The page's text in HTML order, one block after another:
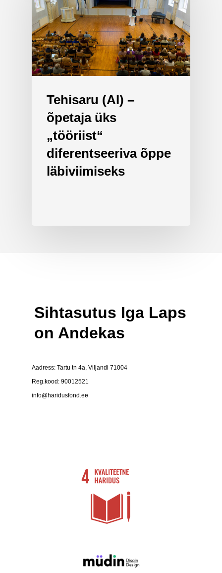
Tehisaru (AI) –
õpetaja üks
„tööriist“
diferentseeriva õppe
läbiviimiseks
Sihtasutus Iga Laps
on Andekas
Aadress: Tartu tn 4a, Viljandi 71004
Reg.kood: 90012521
info@haridusfond.ee